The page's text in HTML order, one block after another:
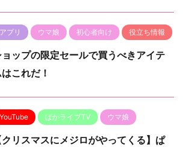
アプリ ウマ娘 初心者向け 役立ち情報
ョップの限定セールで買うべきアイテ
これだ！
YouTube ぱかライブTV ウマ娘
クリスマスにメジロがやってくる】ぱ